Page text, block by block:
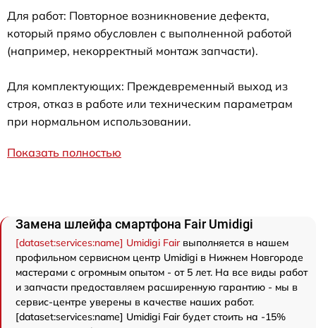
Для работ: Повторное возникновение дефекта,
который прямо обусловлен с выполненной работой
(например, некорректный монтаж запчасти).
Для комплектующих: Преждевременный выход из
строя, отказ в работе или техническим параметрам
при нормальном использовании.
Показать полностью
Замена шлейфа смартфона Fair Umidigi
[dataset:services:name] Umidigi Fairвыполняется в нашем
профильном сервисном центр Umidigi в Нижнем Новгороде
мастерами с огромным опытом - от 5 лет. На все виды работ
и запчасти предоставляем расширенную гарантию - мы в
сервис-центре уверены в качестве наших работ.
[dataset:services:name] Umidigi Fair будет стоить на -15%